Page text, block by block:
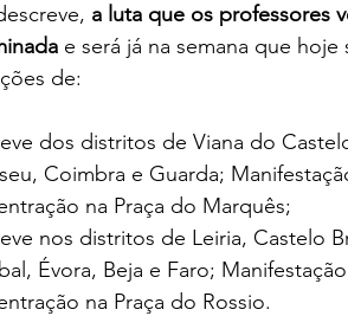
a luta que os professores
e será já na semana que
de:
dos distritos de Viana do
Coimbra e Guarda;
na Praça do Marquês;
nos distritos de Leiria, Castelo
Évora, Beja e Faro;
na Praça do Rossio.